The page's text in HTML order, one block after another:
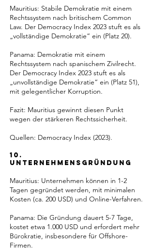
Mauritius: Stabile Demokratie mit einem
Rechtssystem nach britischem Common
Law. Der Democracy Index 2023 stuft es als
„vollständige Demokratie“ ein (Platz 20).
Panama: Demokratie mit einem
Rechtssystem nach spanischem Zivilrecht.
Der Democracy Index 2023 stuft es als
„unvollständige Demokratie“ ein (Platz 51),
mit gelegentlicher Korruption.
Fazit: Mauritius gewinnt diesen Punkt
wegen der stärkeren Rechtssicherheit.
Quellen: Democracy Index (2023).
10.
Unternehmensgründung
Mauritius: Unternehmen können in 1-2
Tagen gegründet werden, mit minimalen
Kosten (ca. 200 USD) und Online-Verfahren.
Panama: Die Gründung dauert 5-7 Tage,
kostet etwa 1.000 USD und erfordert mehr
Bürokratie, insbesondere für Offshore-
Firmen.